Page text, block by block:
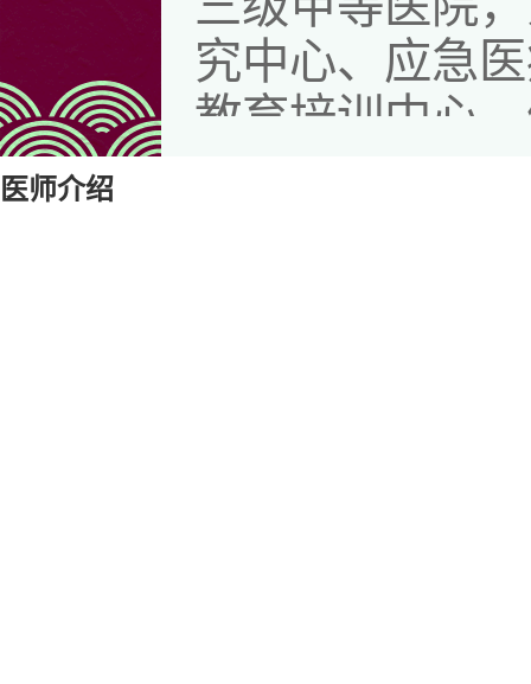
究中心、应急
教育培训中心
医师介绍